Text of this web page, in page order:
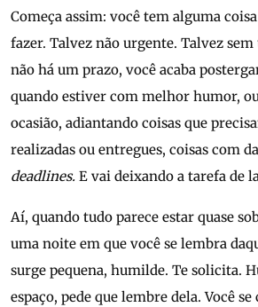
Começa assim: você tem alguma
fazer. Talvez não urgente. Talvez
não há um prazo, você acaba
quando estiver com melhor humor,
ocasião, adiantando coisas que
realizadas ou entregues, coisas com
deadlines. E vai deixando a tarefa de
Aí, quando tudo parece estar quase
uma noite em que você se lembra
surge pequena, humilde. Te solicita.
espaço, pede que lembre dela. Você se